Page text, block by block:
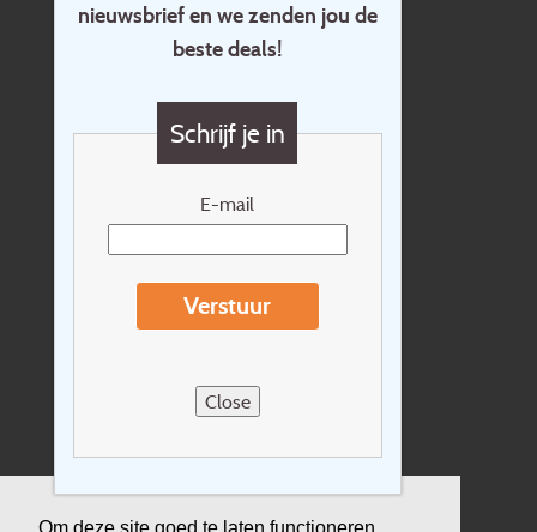
nieuwsbrief en we zenden jou de
beste deals!
Schrijf je in
E-mail
Verstuur
Close
Home
Contact
Vragen?
Cadeaubon
Nieuwsbrief
Reisvoorwaarden
Sitemap
Verzekering